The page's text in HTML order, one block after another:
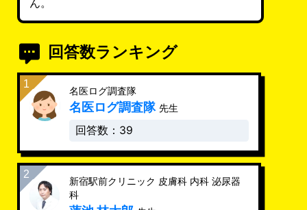
ん。
回答数ランキング
名医ログ調査隊
名医ログ調査隊 先生
回答数：39
新宿駅前クリニック 皮膚科 内科 泌尿器
科